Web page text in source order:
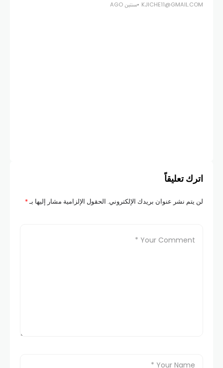
KJICHE11@GMAIL.COM سنتين AGO
اترك تعليقاً
لن يتم نشر عنوان بريدك الإلكتروني. الحقول الإلزامية مشار إليها بـ*